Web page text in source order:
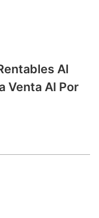
Al
Venta Al Por